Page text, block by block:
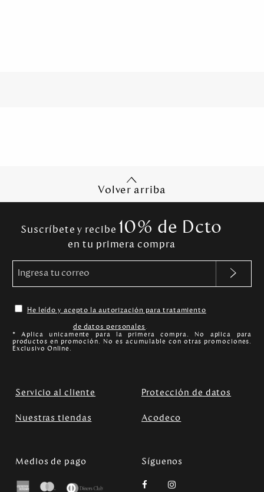
Volver arriba
Suscríbete y recibe 10% de Dcto
en tu primera compra
He leído y acepto la autorización para tratamiento
de datos personales.
* Aplica unicamente para la primera compra. No aplica para
productos en promoción. No es acumulable con otras promociones.
Exclusivo Online.
Servicio al cliente Protección de datos
Nuestras tiendas Acodeco
Medios de pago Síguenos